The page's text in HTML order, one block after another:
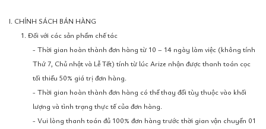
I. CHÍNH SÁCH BÁN HÀNG
1. Đối với các sản phẩm chế tác
- Thời gian hoàn thành đơn hàng từ 10 – 14 ngày làm việc (không tính
Thứ 7, Chủ nhật và Lễ Tết) tính từ lúc Arize nhận được thanh toán cọc
tối thiểu 50% giá trị đơn hàng.
- Thời gian hoàn thành đơn hàng có thể thay đổi tùy thuộc vào khối
lượng và tình trạng thực tế của đơn hàng.
- Vui lòng thanh toán đủ 100% đơn hàng trước thời gian vận chuyển 01